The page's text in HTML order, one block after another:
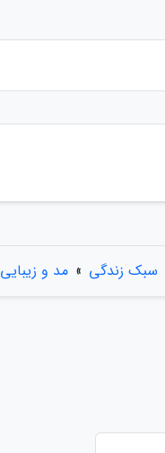
سبک زندگی » مد و زیبایی